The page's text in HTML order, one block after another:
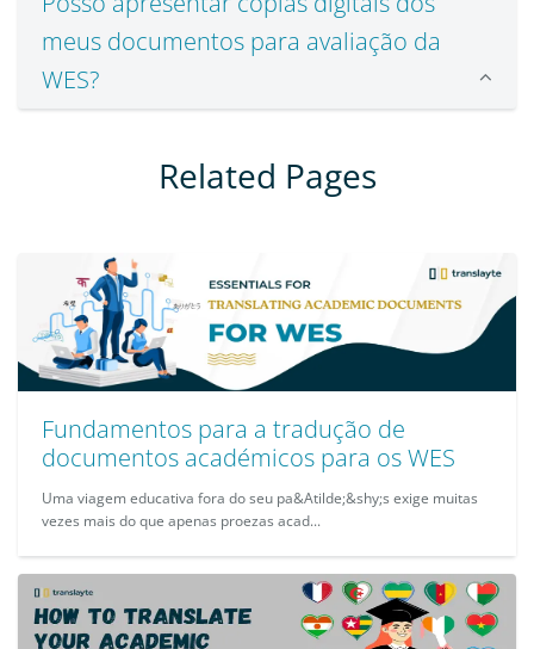
meus documentos para avaliação da
WES?
Related Pages
Fundamentos para a tradução de
documentos académicos para os WES
Uma viagem educativa fora do seu pa&Atilde;&shy;s exige muitas
vezes mais do que apenas proezas acad...